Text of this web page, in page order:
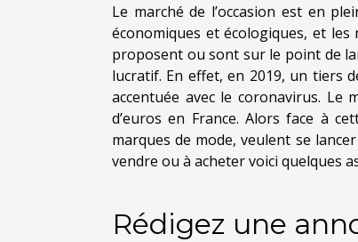
Le marché de l’occasion est en
économiques et écologiques, et
proposent ou sont sur le point de
lucratif. En effet, en 2019, un tiers
accentuée avec le coronavirus. Le
d’euros en France. Alors face à
marques de mode, veulent se
vendre ou à acheter voici quelques
Rédigez une